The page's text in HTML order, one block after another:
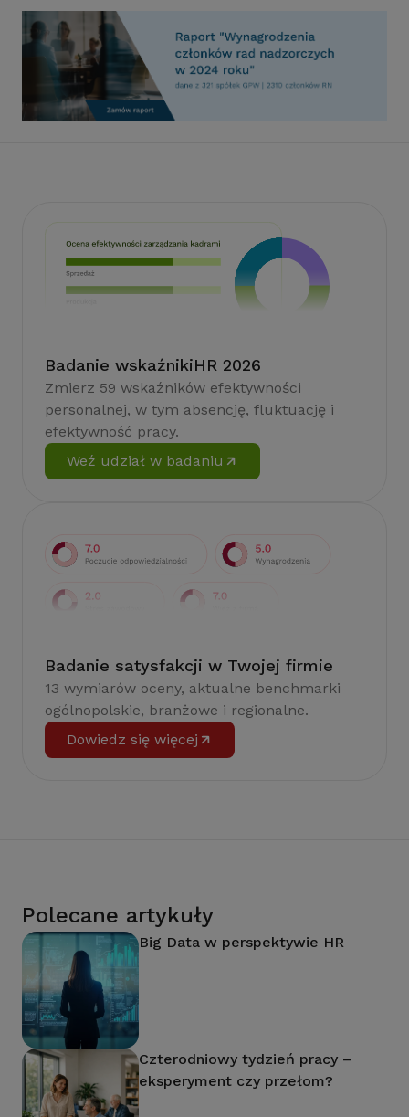
Badanie wskaźnikiHR 2026
Zmierz 59 wskaźników efektywności
personalnej, w tym absencję, fluktuację i
efektywność pracy.
Weź udział w badaniu
Badanie satysfakcji w Twojej firmie
13 wymiarów oceny, aktualne benchmarki
ogólnopolskie, branżowe i regionalne.
Dowiedz się więcej
Polecane artykuły
Big Data w perspektywie HR
Czterodniowy tydzień pracy –
eksperyment czy przełom?